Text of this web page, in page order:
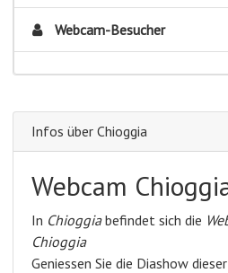
Webcam-Besucher
Infos über Chioggia
Webcam
In Chioggiabefindet sich die
Chioggia
Geniessen Sie die Diashow dieser